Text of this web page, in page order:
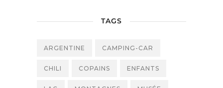
TAGS
ARGENTINE CAMPING-CAR
CHILI COPAINS ENFANTS